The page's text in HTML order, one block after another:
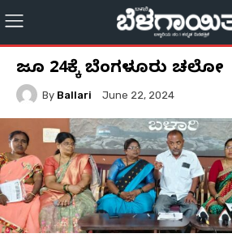
ಜೂನ್ 24ಕ್ಕೆ ಬೆಂಗಳೂರು ಚಲೋ
By Ballari June 22, 2024